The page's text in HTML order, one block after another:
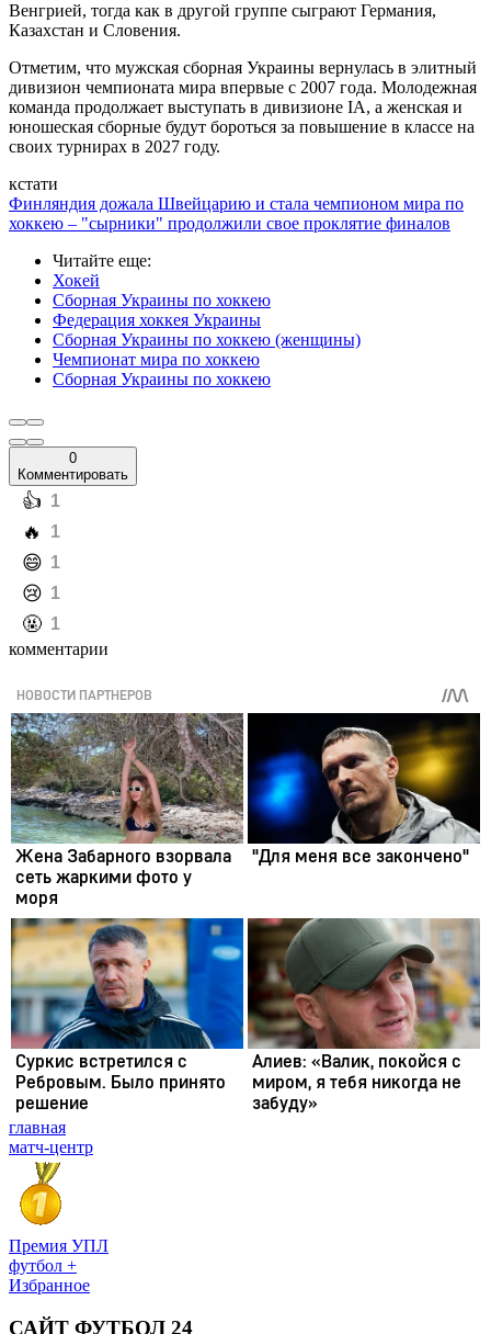
Венгрией, тогда как в другой группе сыграют Германия,
Казахстан и Словения.
Отметим, что мужская сборная Украины вернулась в элитный
дивизион чемпионата мира впервые с 2007 года. Молодежная
команда продолжает выступать в дивизионе IA, а женская и
юношеская сборные будут бороться за повышение в классе на
своих турнирах в 2027 году.
кстати
Финляндия дожала Швейцарию и стала чемпионом мира по
хоккею – "сырники" продолжили свое проклятие финалов
Читайте еще:
Хокей
Сборная Украины по хоккею
Федерация хоккея Украины
Сборная Украины по хоккею (женщины)
Чемпионат мира по хоккею
Сборная Украины по хоккею
0
Комментировать
️👍 1
️🔥 1
️😄 1
️😢 1
️🤬 1
комментарии
главная
матч-центр
Премия УПЛ
футбол +
Избранное
САЙТ ФУТБОЛ 24